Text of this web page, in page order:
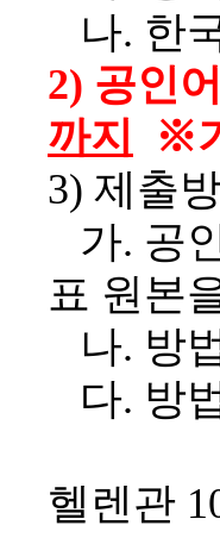
나. 한
2) 공인
까지
※
3) 제출
가. 공
표 원본
나. 방
다. 방
헬렌관